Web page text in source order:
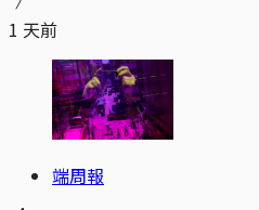
1 天前
端周報